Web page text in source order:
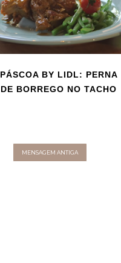
PÁSCOA BY LIDL: PERNA
DE BORREGO NO TACHO
MENSAGEM ANTIGA